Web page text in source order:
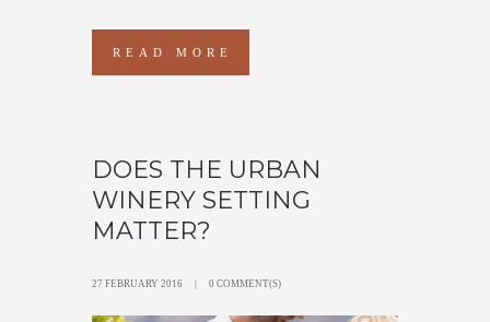
READ MORE
DOES THE URBAN
WINERY SETTING
MATTER?
27 FEBRUARY 2016 0 COMMENT(S)